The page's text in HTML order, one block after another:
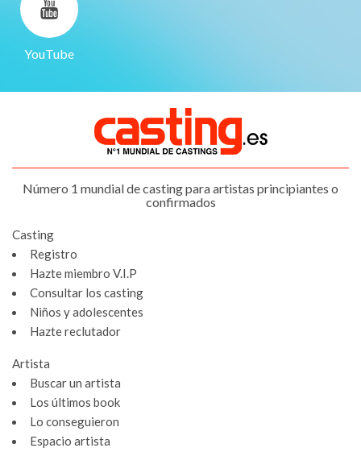
YouTube
Número 1 mundial de casting para artistas principiantes o
confirmados
Casting
Registro
Hazte miembro V.I.P
Consultar los casting
Niños y adolescentes
Hazte reclutador
Artista
Buscar un artista
Los últimos book
Lo conseguieron
Espacio artista